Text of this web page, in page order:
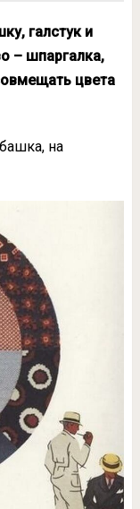
галстук и
– шпаргалка,
цвета
на